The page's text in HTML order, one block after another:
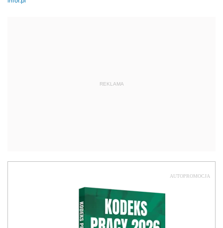
REKLAMA
AUTOPROMOCJA